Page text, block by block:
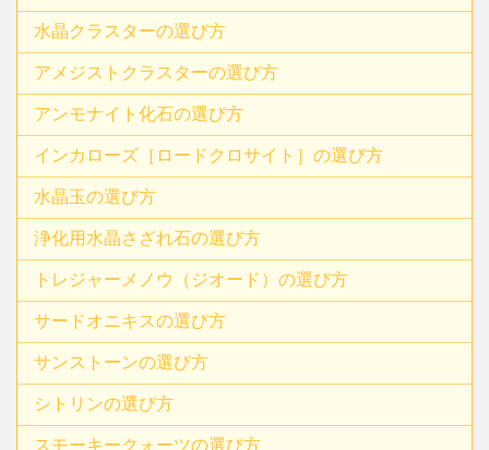
水晶クラスターの選び方
アメジストクラスターの選び方
アンモナイト化石の選び方
インカローズ［ロードクロサイト］の選び方
水晶玉の選び方
浄化用水晶さざれ石の選び方
トレジャーメノウ（ジオード）の選び方
サードオニキスの選び方
サンストーンの選び方
シトリンの選び方
スモーキークォーツの選び方